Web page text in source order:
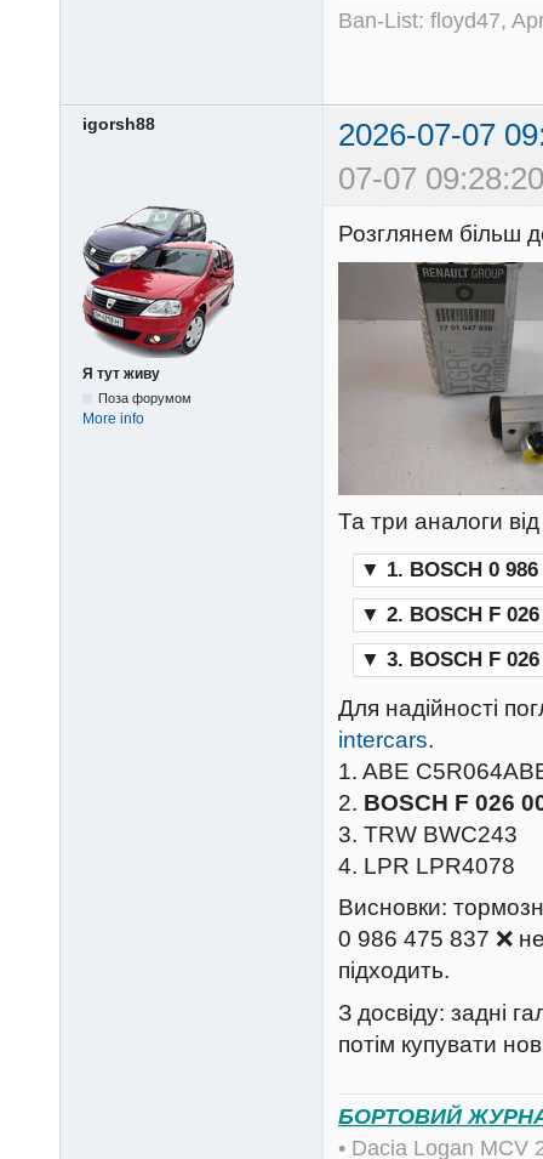
Ban-List: floyd47,
igorsh88
2026-07-07
07-07
Я тут живу
Поза форумом
More info
Розглянем більш
Та три аналоги
▼ 1. BOSCH 0
▼ 2. BOSCH F
▼ 3. BOSCH F
Для надійності
intercars.
1. ABE
2. BOSCH F 026
3. TRW BWC243
4. LPR LPR4078
Висновки:
0 986 475 837 ❌
підходить.
З досвіду: задні
потім купувати
БОРТОВИЙ
• Dacia Logan